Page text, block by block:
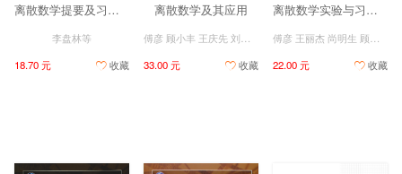
离散数学提要及习题解答（第二版）
李盘林等
18.70 元
收藏
离散数学及其应用
33.00 元
收藏
离散数学实验与习题解析
22.00 元
收藏